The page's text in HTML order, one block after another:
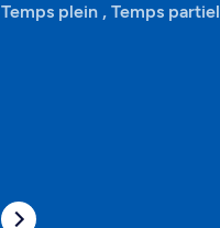
Temps plein , Temps partiel